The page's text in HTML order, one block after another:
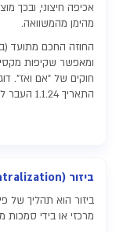
אכיפה חיצוני, ובכך
מהימן מהמשוואה.
החוזה החכם מתועד
ומאפשר שקיפות
חוקים של "אם ואז".
התאריך 1.1.24 העבר לארנק XYZ מטבע את'ריום אחד".
ביזור (Decentralization)
ביזור הוא תהליך של
מרכזי או בידי סמכות